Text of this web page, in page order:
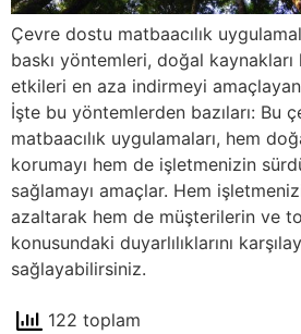
Çevre dostu matbaacılık
baskı yöntemleri, doğal
etkileri en aza indirmeyi amaçlayan
İşte bu yöntemlerden bazıları: Bu
matbaacılık uygulamaları, hem
korumayı hem de işletmenizin
sağlamayı amaçlar. Hem
azaltarak hem de müşterilerin ve
konusundaki duyarlılıklarını
sağlayabilirsiniz.
122 toplam